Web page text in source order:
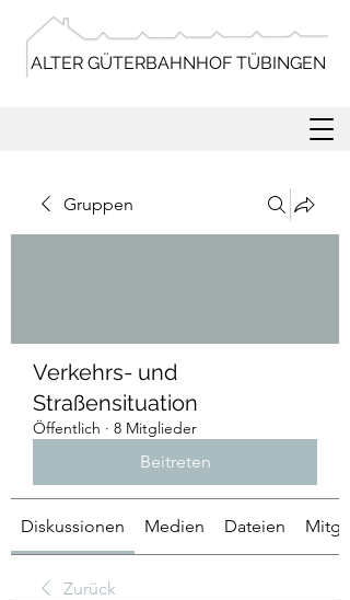
ALTER GÜTERBAHNHOF TÜBINGEN
Gruppen
Verkehrs- und
Straßensituation
Öffentlich · 8 Mitglieder
Beitreten
Diskussionen Medien Dateien
Zurück